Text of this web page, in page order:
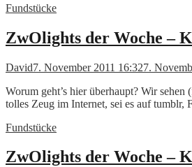
Fundstücke
ZwOlights der Woche –
David7. November 2011 16:327.
Worum geht’s hier überhaupt? Wir sehen
tolles Zeug im Internet, sei es auf tumblr,
Fundstücke
ZwOlights der Woche –